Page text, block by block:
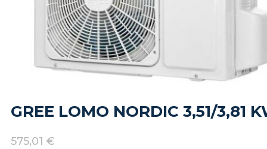
GREE LOMO NORDIC 3,51/3,81
575,01 €